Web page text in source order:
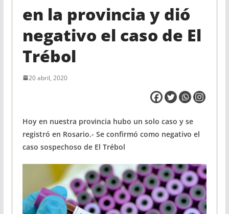
en la provincia y dió
negativo el caso de El
Trébol
20 abril, 2020
Hoy en nuestra provincia hubo un solo caso y se
registró en Rosario.- Se confirmó como negativo el
caso sospechoso de El Trébol